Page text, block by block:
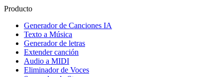
Producto
Generador de Canciones IA
Texto a Música
Generador de letras
Extender canción
Audio a MIDI
Eliminador de Voces